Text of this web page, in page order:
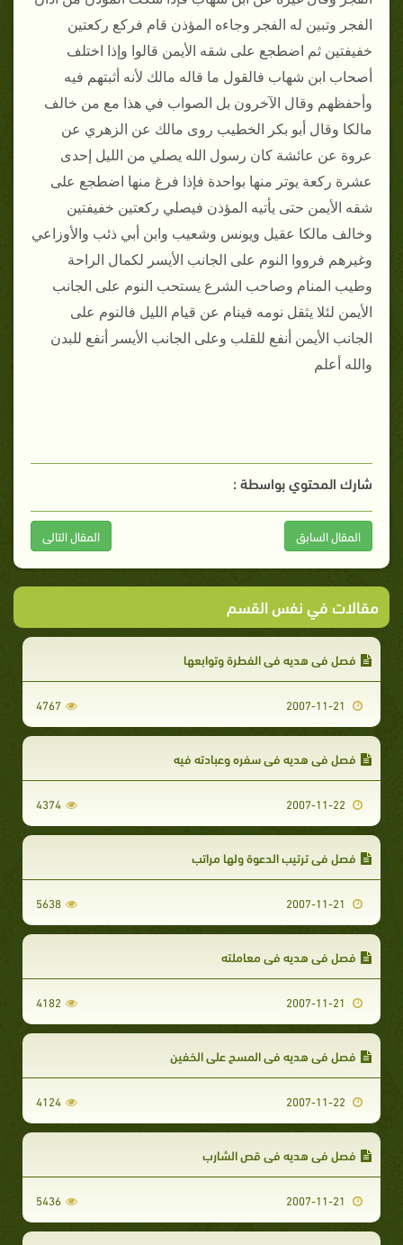
الفجر وتبين له الفجر وجاءه المؤذن قام فركع ركعتين
خفيفتين ثم اضطجع على شقه الأيمن قالوا وإذا اختلف
أصحاب ابن شهاب فالقول ما قاله مالك لأنه أثبتهم فيه
وأحفظهم وقال الآخرون بل الصواب في هذا مع من خالف
مالكا وقال أبو بكر الخطيب روى مالك عن الزهري عن
عروة عن عائشة كان رسول الله يصلي من الليل إحدى
عشرة ركعة يوتر منها بواحدة فإذا فرغ منها اضطجع على
شقه الأيمن حتى يأتيه المؤذن فيصلي ركعتين خفيفتين
وخالف مالكا عقيل ويونس وشعيب وابن أبي ذئب والأوزاعي
وغيرهم فرووا النوم على الجانب الأيسر لكمال الراحة
وطيب المنام وصاحب الشرع يستحب النوم على الجانب
الأيمن لئلا يثقل نومه فينام عن قيام الليل فالنوم على
الجانب الأيمن أنفع للقلب وعلى الجانب الأيسر أنفع للبدن
والله أعلم
شارك المحتوي بواسطة :
المقال السابق المقال التالى
مقالات في نفس القسم
فصل في هديه في الفطرة وتوابعها
4767
فصل في هديه في سفره وعبادته فيه
4374
فصل في ترتيب الدعوة ولها مراتب
5638
فصل في هديه في معاملته
4182
فصل في هديه في المسح على الخفين
4124
فصل في هديه في قص الشارب
5436